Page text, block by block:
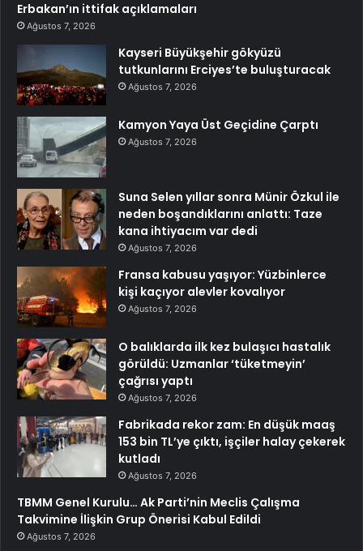
Erbakan’ın ittifak açıklamaları
Ağustos 7, 2026
Kayseri Büyükşehir gökyüzü
tutkunlarını Erciyes’te buluşturacak
Ağustos 7, 2026
Kamyon Yaya Üst Geçidine Çarptı
Ağustos 7, 2026
Suna Selen yıllar sonra Münir Özkul ile
neden boşandıklarını anlattı: Taze
kana ihtiyacım var dedi
Ağustos 7, 2026
Fransa kabusu yaşıyor: Yüzbinlerce
kişi kaçıyor alevler kovalıyor
Ağustos 7, 2026
O balıklarda ilk kez bulaşıcı hastalık
görüldü: Uzmanlar ‘tüketmeyin’
çağrısı yaptı
Ağustos 7, 2026
Fabrikada rekor zam: En düşük maaş
153 bin TL’ye çıktı, işçiler halay çekerek
kutladı
Ağustos 7, 2026
TBMM Genel Kurulu… Ak Parti’nin Meclis Çalışma
Takvimine İlişkin Grup Önerisi Kabul Edildi
Ağustos 7, 2026